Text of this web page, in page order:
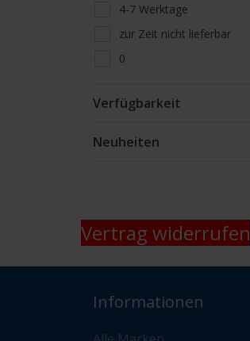
4-7 Werktage
zur Zeit nicht lieferbar
0
per Mail erfragen
Verfügbarkeit
Neuheiten
Vertrag widerrufen
Informationen